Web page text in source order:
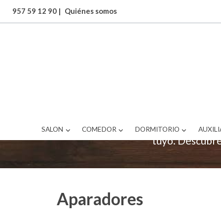
957 59 12 90 | Quiénes somos
SALON COMEDOR DORMITORIO
En cuestión
Aparadores
tuyo.
Aparadores